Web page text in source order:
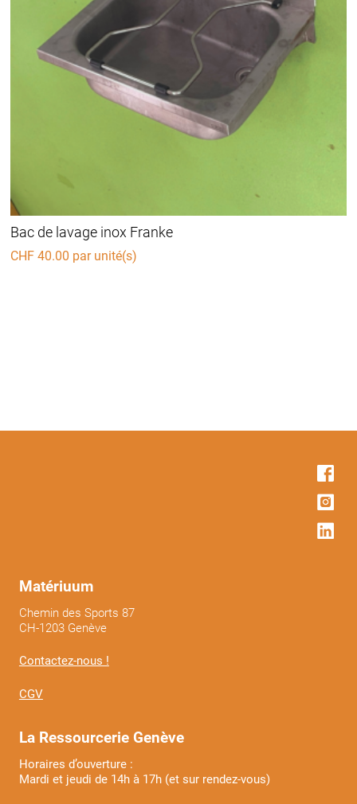
Bac de lavage inox Franke
CHF 40.00 par unité(s)
Matériuum
Chemin des Sports 87
CH-1203 Genève
Contactez-nous !
CGV
La Ressourcerie Genève
Horaires d’ouverture :
Mardi et jeudi de 14h à 17h (et sur rendez-vous)